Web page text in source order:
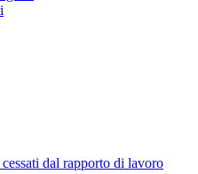
dal rapporto di lavoro